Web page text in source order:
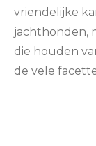
vriendelijke
jachthonden,
die houden
de vele